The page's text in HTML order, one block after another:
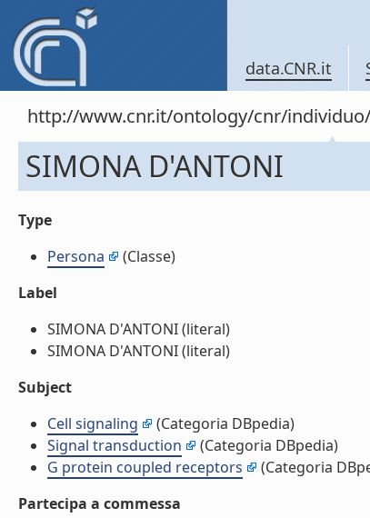
data.CNR.it
http://www.cnr.it/ontology/cnr/
SIMONA D'ANTONI
Type
Persona
(Classe)
Label
SIMONA D'ANTONI (literal)
SIMONA D'ANTONI (literal)
Subject
Cell signaling
(Categoria DBpedia)
Signal transduction
(Categoria DBpedia)
G protein coupled receptors
(Categoria
Partecipa a commessa